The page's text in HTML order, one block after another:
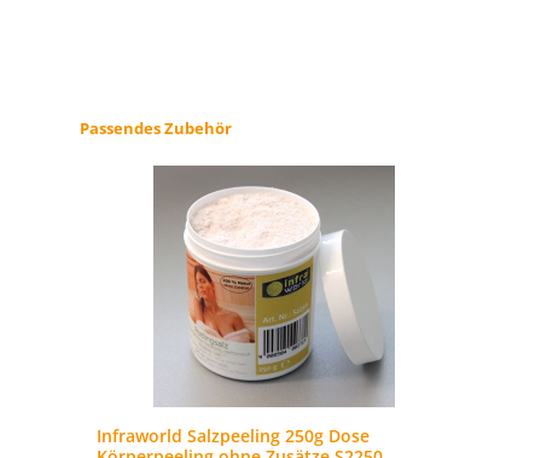
Produktgalerie überspringen
Passendes Zubehör
Infraworld Salzpeeling 250g Dose